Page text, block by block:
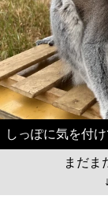
しっぽに気を付
まだま